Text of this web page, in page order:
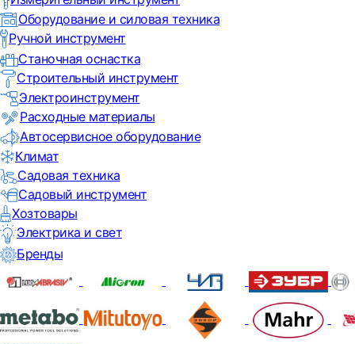
Оборудование и силовая техника
Ручной инструмент
Станочная оснастка
Строительный инструмент
Электроинструмент
Расходные материалы
Автосервисное оборудование
Климат
Садовая техника
Садовый инструмент
Хозтовары
Электрика и свет
Бренды